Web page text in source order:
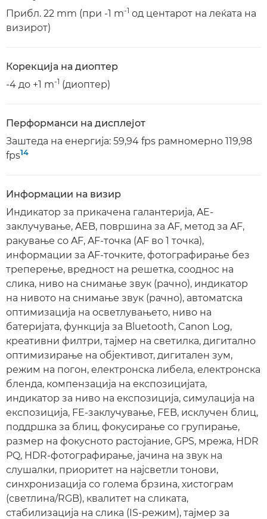
Прибл. 22 mm (при -1 m-1 од центарот на леќата на
визирот)
Корекција на диоптер
-4 до +1 m-1 (диоптер)
Перформанси на дисплејот
Заштеда на енергија: 59,94 fps рамномерно 119,98
fps14
Информации на визир
Индикатор за прикачена галантерија, AE-
заклучување, AEB, површина за AF, метод за AF,
ракување со AF, AF-точка (AF во 1 точка),
информации за AF-точките, фотографирање без
треперење, вредност на решетка, сооднос на
слика, ниво на снимање звук (рачно), индикатор
на нивото на снимање звук (рачно), автоматска
оптимизација на осветлувањето, ниво на
батеријата, функција за Bluetooth, Canon Log,
креативни филтри, тајмер на светилка, дигитално
оптимизирање на објективот, дигитален зум,
режим на погон, електронска либела, електронска
бленда, компензација на експозицијата,
индикатор за ниво на експозиција, симулација на
експозиција, FE-заклучување, FEB, исклучен блиц,
поддршка за блиц, фокусирање со групирање,
размер на фокусното растојание, GPS, мрежа, HDR
PQ, HDR-фотографирање, јачина на звук на
слушалки, приоритет на најсветли тонови,
синхронизација со голема брзина, хистограм
(светлина/RGB), квалитет на сликата,
стабилизација на слика (IS-режим), тајмер за